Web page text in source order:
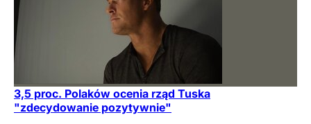
3,5 proc. Polaków ocenia rząd Tuska
"zdecydowanie pozytywnie"